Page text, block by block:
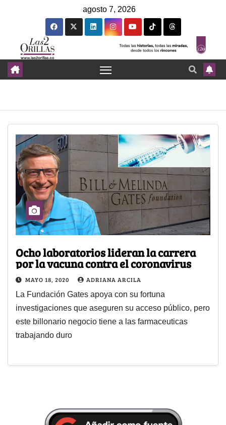
agosto 7, 2026
Ocho laboratorios lideran la carrera
por la vacuna contra el coronavirus
MAYO 18, 2020 ADRIANA ARCILA
La Fundación Gates apoya con su fortuna
investigaciones que aseguren su acceso público, pero
este billonario negocio tiene a las farmaceuticas
trabajando duro